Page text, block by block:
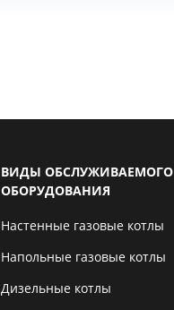
ВИДЫ ОБСЛУЖИВАЕМОГО
ОБОРУДОВАНИЯ
Настенные газовые котлы
Напольные газовые котлы
Дизельные котлы